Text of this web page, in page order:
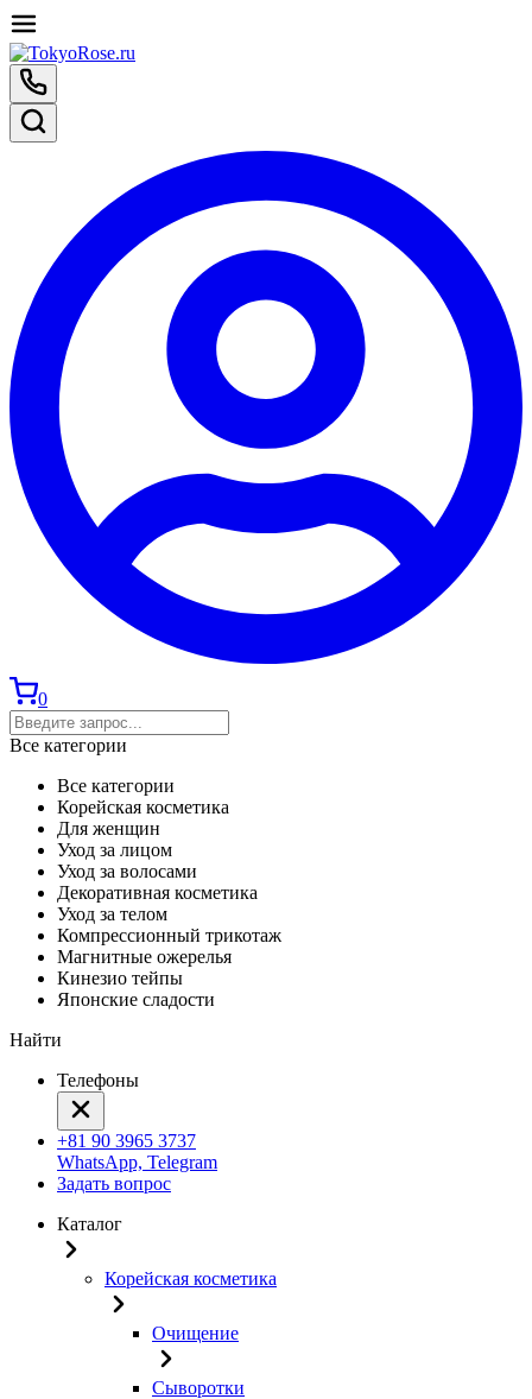
0
Все категории
Все категории
Корейская косметика
Для женщин
Уход за лицом
Уход за волосами
Декоративная косметика
Уход за телом
Компрессионный трикотаж
Магнитные ожерелья
Кинезио тейпы
Японские сладости
Найти
Телефоны
+81 90 3965 3737
WhatsApp, Telegram
Задать вопрос
Каталог
Корейская косметика
Очищение
Сыворотки